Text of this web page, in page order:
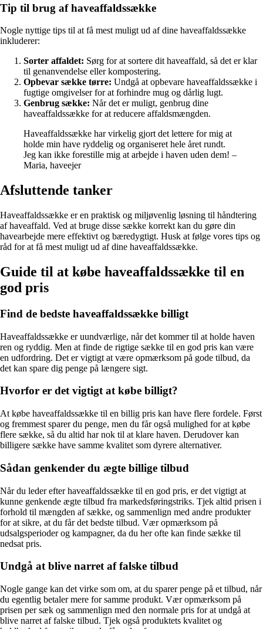
Tip til brug af haveaffaldssække
Nogle nyttige tips til at få mest muligt ud af dine haveaffaldssække
inkluderer:
Sorter affaldet: Sørg for at sortere dit haveaffald, så det er klar
til genanvendelse eller kompostering.
Opbevar sække tørre: Undgå at opbevare haveaffaldssække i
fugtige omgivelser for at forhindre mug og dårlig lugt.
Genbrug sække: Når det er muligt, genbrug dine
haveaffaldssække for at reducere affaldsmængden.
Haveaffaldssække har virkelig gjort det lettere for mig at
holde min have ryddelig og organiseret hele året rundt.
Jeg kan ikke forestille mig at arbejde i haven uden dem! –
Maria, haveejer
Afsluttende tanker
Haveaffaldssække er en praktisk og miljøvenlig løsning til håndtering
af haveaffald. Ved at bruge disse sække korrekt kan du gøre din
havearbejde mere effektivt og bæredygtigt. Husk at følge vores tips og
råd for at få mest muligt ud af dine haveaffaldssække.
Guide til at købe haveaffaldssække til en
god pris
Find de bedste haveaffaldssække billigt
Haveaffaldssække er uundværlige, når det kommer til at holde haven
ren og ryddig. Men at finde de rigtige sække til en god pris kan være
en udfordring. Det er vigtigt at være opmærksom på gode tilbud, da
det kan spare dig penge på længere sigt.
Hvorfor er det vigtigt at købe billigt?
At købe haveaffaldssække til en billig pris kan have flere fordele. Først
og fremmest sparer du penge, men du får også mulighed for at købe
flere sække, så du altid har nok til at klare haven. Derudover kan
billigere sække have samme kvalitet som dyrere alternativer.
Sådan genkender du ægte billige tilbud
Når du leder efter haveaffaldssække til en god pris, er det vigtigt at
kunne genkende ægte tilbud fra markedsføringstriks. Tjek altid prisen i
forhold til mængden af sække, og sammenlign med andre produkter
for at sikre, at du får det bedste tilbud. Vær opmærksom på
udsalgsperioder og kampagner, da du her ofte kan finde sække til
nedsat pris.
Undgå at blive narret af falske tilbud
Nogle gange kan det virke som om, at du sparer penge på et tilbud, når
du egentlig betaler mere for samme produkt. Vær opmærksom på
prisen per sæk og sammenlign med den normale pris for at undgå at
blive narret af falske tilbud. Tjek også produktets kvalitet og